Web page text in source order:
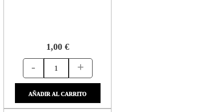
1,00 €
- +
AÑADIR AL CARRITO